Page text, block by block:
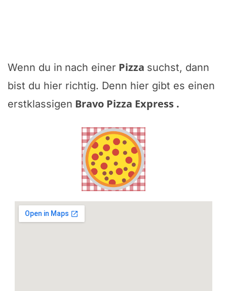
Wenn du in nach einer Pizza suchst, dann
bist du hier richtig. Denn hier gibt es einen
erstklassigen Bravo Pizza Express .